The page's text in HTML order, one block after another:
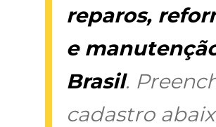
reparos,
e
Brasil.
cadastro